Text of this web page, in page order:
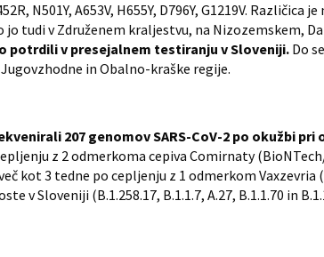
N501Y, A653V, H655Y, D796Y, G1219V. Različica
tudi v Združenem kraljestvu, na Nizozemskem,
potrdili v presejalnem testiranju v Sloveniji. Do
in Obalno-kraške regije.
207 genomov SARS-CoV-2 po okužbi
z 2 odmerkoma cepiva Comirnaty
kot 3 tedne po cepljenju z 1 odmerkom
v Sloveniji (B.1.258.17, B.1.1.7, A.27, B.1.1.70 in